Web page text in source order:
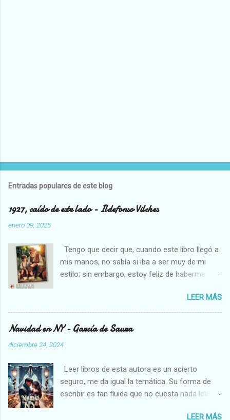
Entradas populares de este blog
1927, caído de este lado - Ildefonso Vilches
enero 09, 2025
Tengo que decir que, cuando este libro llegó a
mis manos, no sabía si iba a ser muy de mi
estilo; sin embargo, estoy feliz de haberme
en los libros que solemos leer, son un soplo de
aire fresco. Estoy pasando por una etapa algo
complicada en mi vida, creo que los que me
conocen un poco están al tanto, así que me ha
venido muy bien un libro como éste; me he
actividades de la gente que vivía en esos
pueblos y me he relajado con las descripciones
que ha hecho el autor, quien escribe de forma
LEER MÁS
Navidad en NY - García de Saura
diciembre 24, 2024
Leer libros de esta autora es un acierto
seguro, me da igual la temática. Su forma de
escribir es tan fluida que no cuesta nada leerse
LEER MÁS